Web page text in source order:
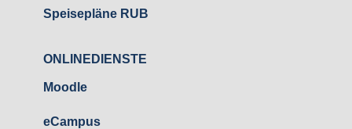
Speisepläne RUB
ONLINEDIENSTE
Moodle
eCampus